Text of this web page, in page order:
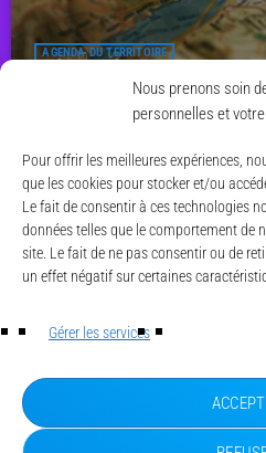
Nous prenons soin
personnelles et
Pour offrir les meilleures expériences,
que les cookies pour stocker et/ou
Le fait de consentir à ces technologies
données telles que le comportement de
site. Le fait de ne pas consentir ou de
un effet négatif sur certaines
Gérer les services
AGENDA DU TERRITOIRE
Agenda du territoire
© CAESE - 2024/2026
LA UNE
ACTUALITÉS
POLITIQUE DE
POLITIQUE DE COOKIES (UE)